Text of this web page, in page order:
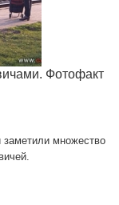
Фотофакт
множество